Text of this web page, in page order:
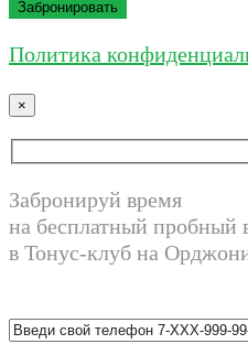
Политика
×
Забронируй время
на бесплатный пробный
в Тонус-клуб на